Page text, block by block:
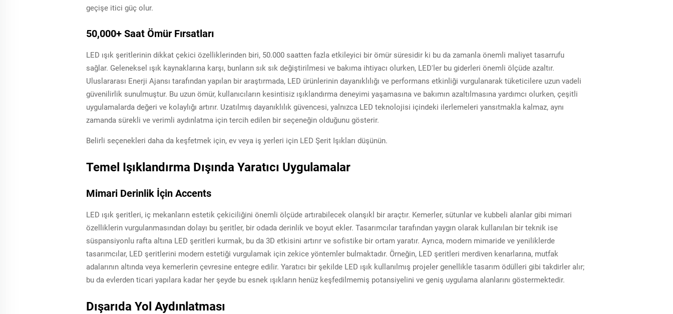
geçişe itici güç olur.
50,000+ Saat Ömür Fırsatları
LED ışık şeritlerinin dikkat çekici özelliklerinden biri, 50.000 saatten fazla etkileyici bir ömür süresidir ki bu da zamanla önemli maliyet tasarrufu
sağlar. Geleneksel ışık kaynaklarına karşı, bunların sık sık değiştirilmesi ve bakıma ihtiyacı olurken, LED'ler bu giderleri önemli ölçüde azaltır.
Uluslararası Enerji Ajansı tarafından yapılan bir araştırmada, LED ürünlerinin dayanıklılığı ve performans etkinliği vurgulanarak tüketicilere uzun vadeli
güvenilirlik sunulmuştur. Bu uzun ömür, kullanıcıların kesintisiz ışıklandırma deneyimi yaşamasına ve bakımın azaltılmasına yardımcı olurken, çeşitli
uygulamalarda değeri ve kolaylığı artırır. Uzatılmış dayanıklılık güvencesi, yalnızca LED teknolojisi içindeki ilerlemeleri yansıtmakla kalmaz, aynı
zamanda sürekli ve verimli aydınlatma için tercih edilen bir seçeneğin olduğunu gösterir.
Belirli seçenekleri daha da keşfetmek için, ev veya iş yerleri için LED Şerit Işıkları düşünün.
Temel Işıklandırma Dışında Yaratıcı Uygulamalar
Mimari Derinlik İçin Accents
LED ışık şeritleri, iç mekanların estetik çekiciliğini önemli ölçüde artırabilecek olanşıkl bir araçtır. Kemerler, sütunlar ve kubbeli alanlar gibi mimari
özelliklerin vurgulanmasından dolayı bu şeritler, bir odada derinlik ve boyut ekler. Tasarımcılar tarafından yaygın olarak kullanılan bir teknik ise
süspansiyonlu rafta altına LED şeritleri kurmak, bu da 3D etkisini artırır ve sofistike bir ortam yaratır. Ayrıca, modern mimaride ve yeniliklerde
tasarımcılar, LED şeritlerini modern estetiği vurgulamak için zekice yöntemler bulmaktadır. Örneğin, LED şeritleri merdiven kenarlarına, mutfak
adalarının altında veya kemerlerin çevresine entegre edilir. Yaratıcı bir şekilde LED ışık kullanılmış projeler genellikle tasarım ödülleri gibi takdirler alır;
bu da evlerden ticari yapılara kadar her şeyde bu esnek ışıkların henüz keşfedilmemiş potansiyelini ve geniş uygulama alanlarını göstermektedir.
Dışarıda Yol Aydınlatması